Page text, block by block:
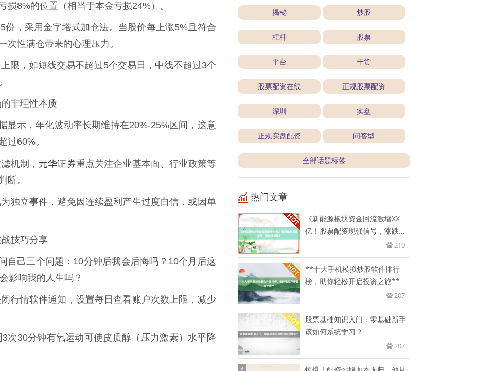
损8%的位置（相当于本金亏损24%）。
份，采用金字塔式加仓法。当股价每上涨5%且符合
次性满仓带来的心理压力。
限，如短线交易不超过5个交易日，中线不超过3个
非理性本质
显示，年化波动率长期维持在20%-25%区间，这意
过60%。
机制， 元华证券重点关注企业基本面、行业政策等
断。
独立事件，避免因连续盈利产生过度自信，或因单
技巧分享
自己三个问题：10分钟后我会后悔吗？10个月后这
影响我的人生吗？
行情软件通知，设置每日查看账户次数上限，减少
次30分钟有氧运动可使皮质醇（压力激素）水平降
揭秘 炒股
杠杆 股票
平台 干货
股票配资在线 正规股票配资
深圳 实盘
正规实盘配资 问答型
全部话题标签
热门文章
《新能源板块资金回流激增XX
亿！股票配资现强信号，涨跌幅
210
**十大手机模拟炒股软件排行
榜，助你轻松开启投资之旅**
207
股票基础知识入门：零基础新手
该如何系统学习？
207